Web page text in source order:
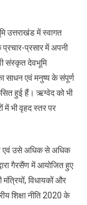
उत्तराखंड में स्वागत
प्रसार में अपनी
संस्कृत देवभूमि
साधन एवं मनुष्य के संपूर्ण
हुई हैं। ऋग्वेद को भी
में भी वृहद स्तर पर
एवं उसे अधिक से अधिक
गैरसैंण में आयोजित हुए
विधायकों और
शिक्षा नीति 2020 के